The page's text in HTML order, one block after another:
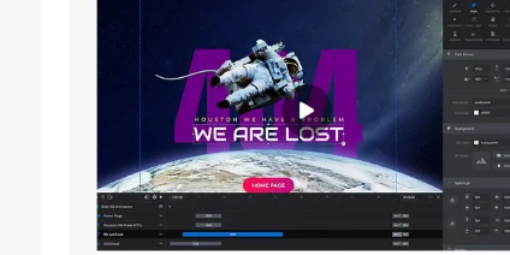
Video Player is loading.
Play
Video
Play
Mute